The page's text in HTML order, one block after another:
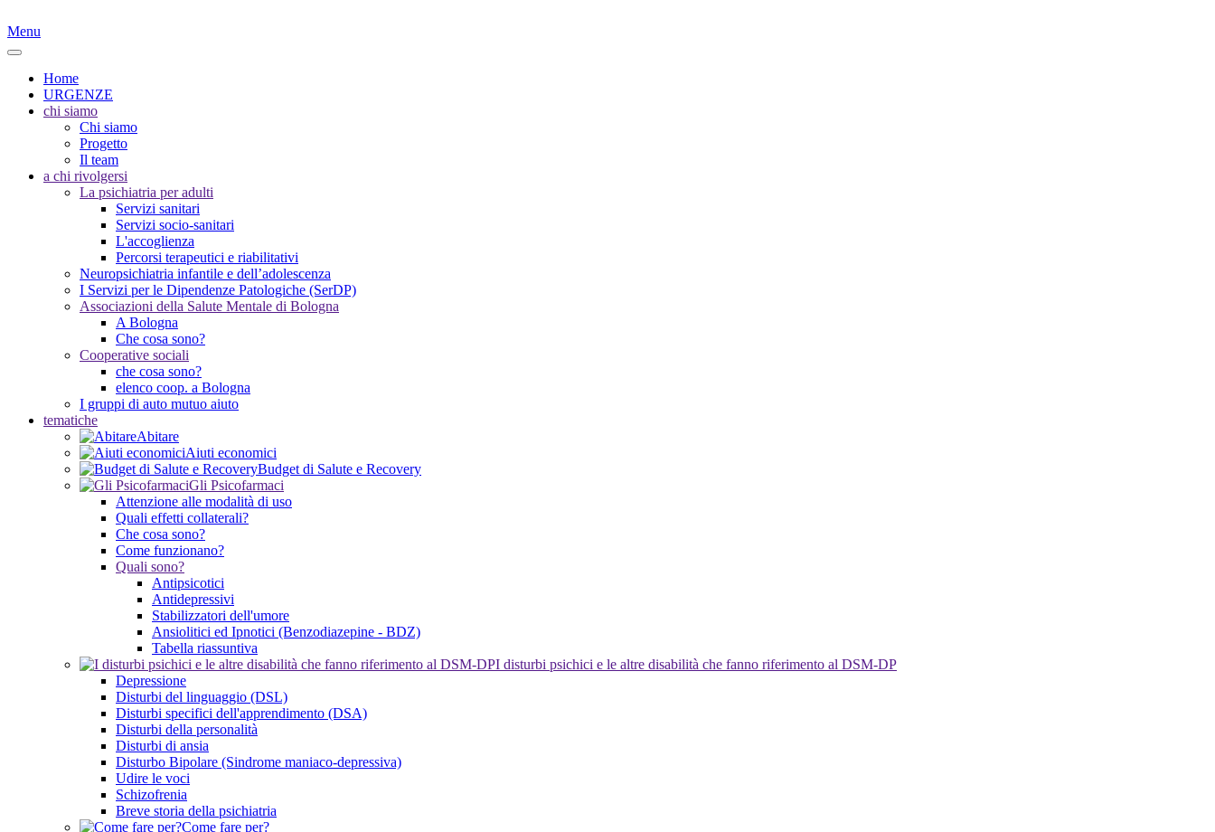
Menu
Home
URGENZE
chi siamo
Chi siamo
Progetto
Il team
a chi rivolgersi
La psichiatria per adulti
Servizi sanitari
Servizi socio-sanitari
L'accoglienza
Percorsi terapeutici e riabilitativi
Neuropsichiatria infantile e dell’adolescenza
I Servizi per le Dipendenze Patologiche (SerDP)
Associazioni della Salute Mentale di Bologna
A Bologna
Che cosa sono?
Cooperative sociali
che cosa sono?
elenco coop. a Bologna
I gruppi di auto mutuo aiuto
tematiche
Abitare
Aiuti economici
Budget di Salute e Recovery
Gli Psicofarmaci
Attenzione alle modalità di uso
Quali effetti collaterali?
Che cosa sono?
Come funzionano?
Quali sono?
Antipsicotici
Antidepressivi
Stabilizzatori dell'umore
Ansiolitici ed Ipnotici (Benzodiazepine - BDZ)
Tabella riassuntiva
I disturbi psichici e le altre disabilità che fanno riferimento al DSM-DP
Depressione
Disturbi del linguaggio (DSL)
Disturbi specifici dell'apprendimento (DSA)
Disturbi della personalità
Disturbi di ansia
Disturbo Bipolare (Sindrome maniaco-depressiva)
Udire le voci
Schizofrenia
Breve storia della psichiatria
Come fare per?